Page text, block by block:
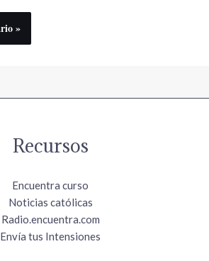
Recursos
Encuentra curso
Noticias católicas
Radio.encuentra.com
Envía tus Intensiones